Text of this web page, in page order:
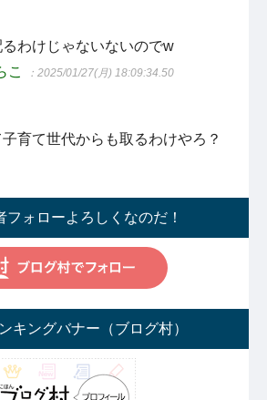
わけじゃないないのでw
こ ：2025/01/27(月) 18:09:34.50
育て世代からも取るわけやろ？
フォローよろしくなのだ！
キングバナー（ブログ村）